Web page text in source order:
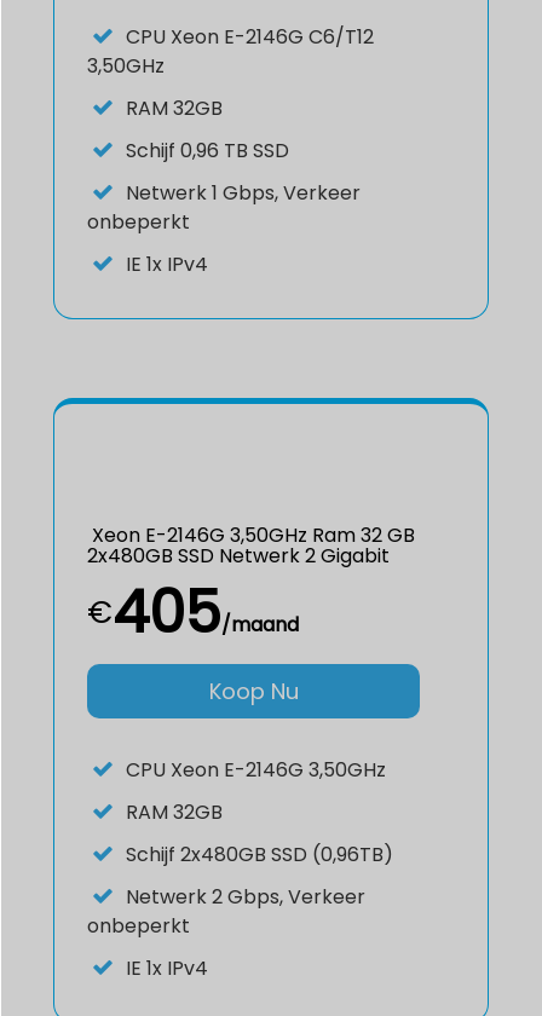
CPU Xeon E-2146G C6/T12
3,50GHz
RAM 32GB
Schijf 0,96 TB SSD
Netwerk1 Gbps, Verkeer
onbeperkt
IE 1x IPv4
Xeon E-2146G 3,50GHz Ram 32 GB
2x480GB SSD Netwerk 2 Gigabit
€405/maand
Koop Nu
CPU Xeon E-2146G 3,50GHz
RAM 32GB
Schijf 2x480GB SSD (0,96TB)
Netwerk2 Gbps, Verkeer
onbeperkt
IE 1x IPv4